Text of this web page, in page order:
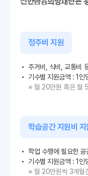
정주비 지원
주거비, 식비, 교통비
기수별 지원금액 : 1인
※ 월 20만원 혹은 월
학습공간 지원비 지
학업 수행에 필요한
기수별 지원금액 : 1인
※ 월 20만원씩 3개월